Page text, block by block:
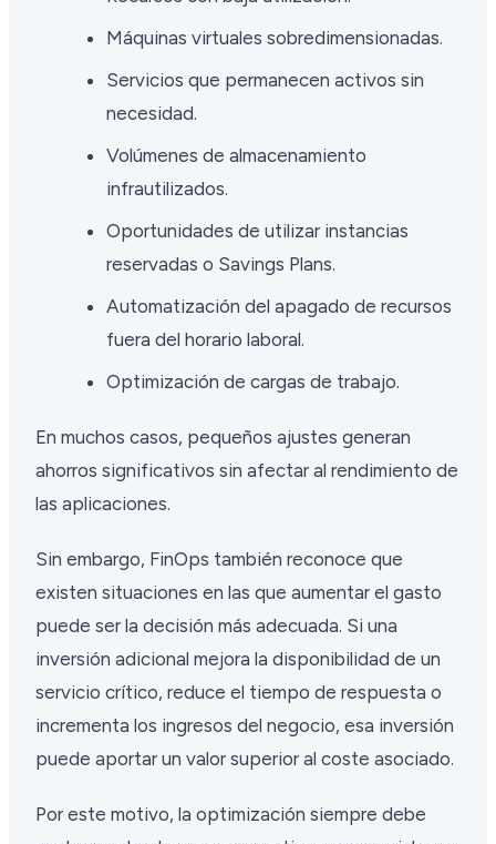
Máquinas virtuales sobredimensionadas.
Servicios que permanecen activos sin
necesidad.
Volúmenes de almacenamiento
infrautilizados.
Oportunidades de utilizar instancias
reservadas o Savings Plans.
Automatización del apagado de recursos
fuera del horario laboral.
Optimización de cargas de trabajo.
En muchos casos, pequeños ajustes generan
ahorros significativos sin afectar al rendimiento de
las aplicaciones.
Sin embargo, FinOps también reconoce que
existen situaciones en las que aumentar el gasto
puede ser la decisión más adecuada. Si una
inversión adicional mejora la disponibilidad de un
servicio crítico, reduce el tiempo de respuesta o
incrementa los ingresos del negocio, esa inversión
puede aportar un valor superior al coste asociado.
Por este motivo, la optimización siempre debe